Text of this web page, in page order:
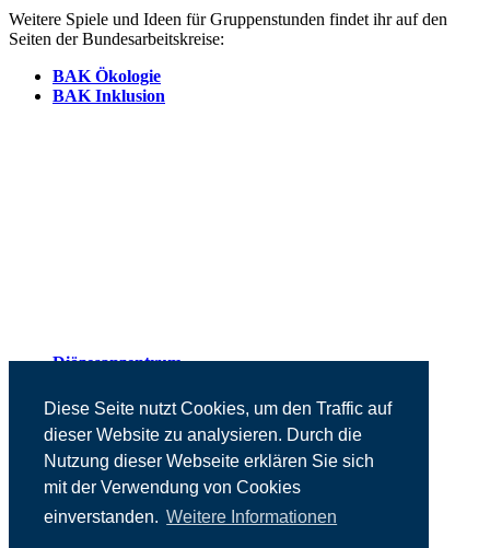
Diese Seite nutzt Cookies, um den Traffic auf
dieser Website zu analysieren. Durch die
Nutzung dieser Webseite erklären Sie sich
mit der Verwendung von Cookies
einverstanden. Weitere Informationen
Weitere Spiele und Ideen für Gruppenstunden findet ihr auf den
Seiten der Bundesarbeitskreise:
BAK Ökologie
BAK Inklusion
Diözesanzentrum
Kontakt
Datenschutz